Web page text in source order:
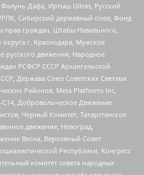
Дафа, Иртыш Ultras, Русский
Сибирский державный союз, Фонд
граждан, Штабы Навального,
г. Краснодара, Мужское
русского движения, Народное
РСФСР СССР Архангельской
Держава Союз Советских Светлых
Районов, Meta Platforms Inc,
С14, Добровольческое Движение
Черный Комитет, Татарстанское
движение, Невоград,
Весна, Верховный Совет
Республики, Конгресс
комитет совета народных